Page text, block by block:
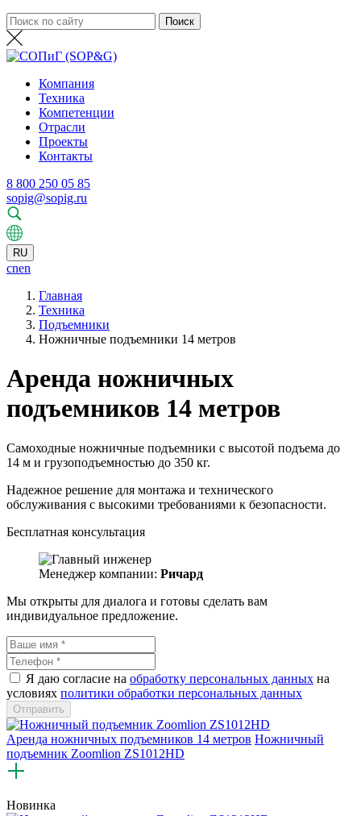
Компания
Техника
Компетенции
Отрасли
Проекты
Контакты
8 800 250 05 85
sopig@sopig.ru
RU
cnen
Главная
Техника
Подъемники
Ножничные подъемники 14 метров
Аренда ножничных
подъемников 14 метров
Самоходные ножничные подъемники с высотой подъема до
14 м и грузоподъемностью до 350 кг.
Надежное решение для монтажа и технического
обслуживания с высокими требованиями к безопасности.
Бесплатная консультация
Менеджер компании: Ричард
Мы открыты для диалога и готовы сделать вам
индивидуальное предложение.
Я даю согласие на обработку персональных данных на
условиях политики обработки персональных данных
Аренда ножничных подъемников 14 метров Ножничный
подъемник Zoomlion ZS1012HD
Новинка